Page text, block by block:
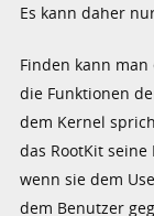
Es kann daher
Finden kann
die Funktionen
dem Kernel
das RootKit
wenn sie dem
dem Benutzer